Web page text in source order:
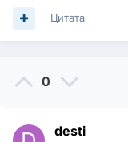
Цитата
0
desti